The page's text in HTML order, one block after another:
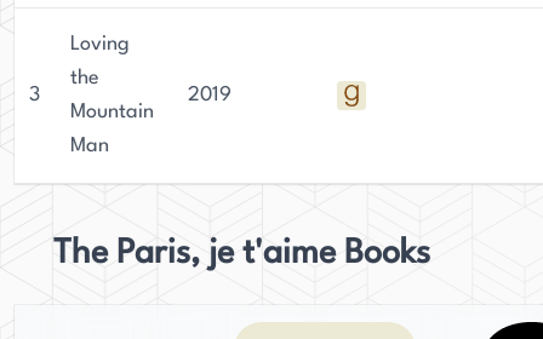
3
Loving
the
Mountain
Man
2019
The Paris, je t'aime Books